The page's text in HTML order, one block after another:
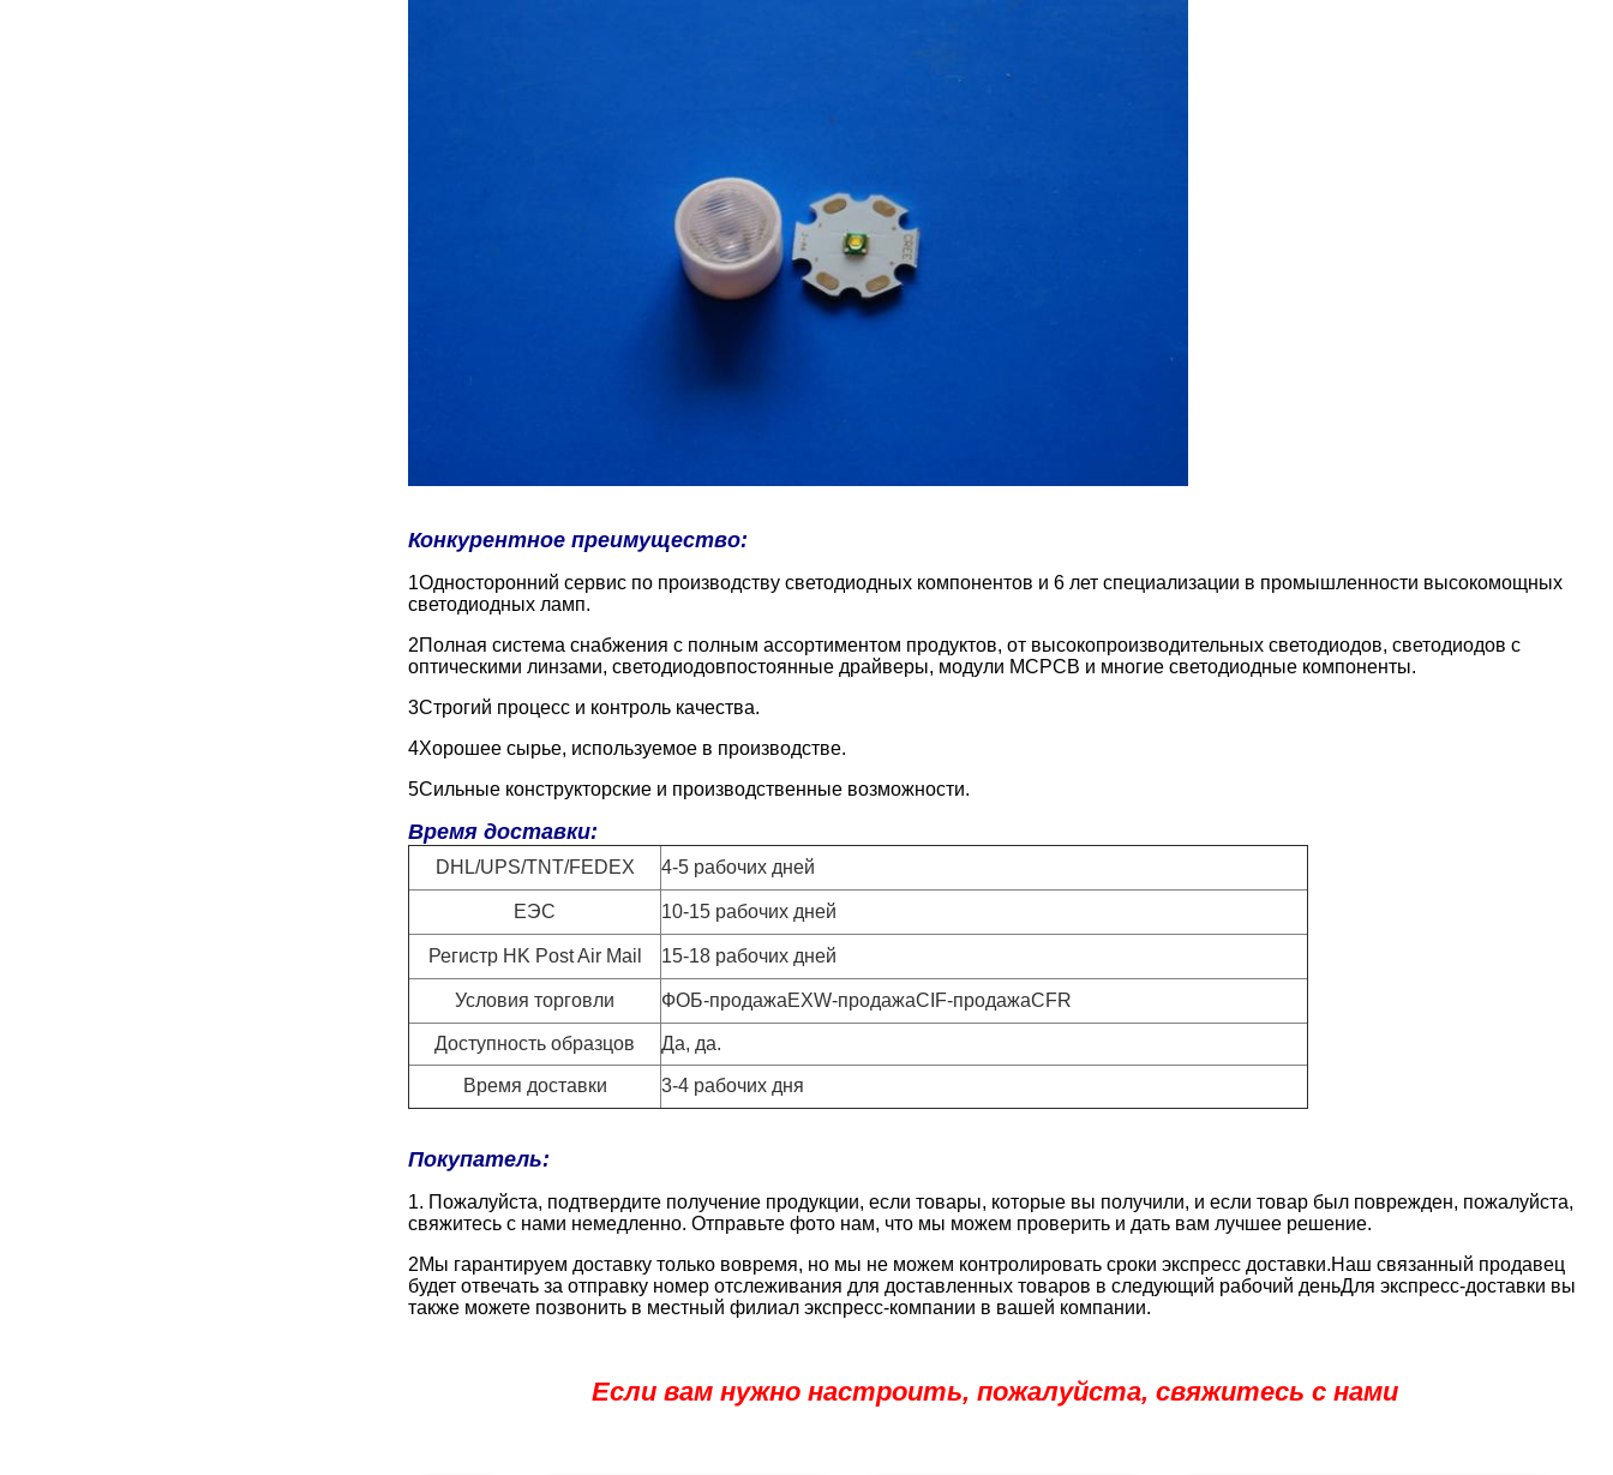
Конкурентное преимущество:
1Односторонний сервис по производству светодиодных компонентов и 6 лет специализации в промышленности высокомощных
светодиодных ламп.
2Полная система снабжения с полным ассортиментом продуктов, от высокопроизводительных светодиодов, светодиодов с
оптическими линзами, светодиодовпостоянные драйверы, модули MCPCB и многие светодиодные компоненты.
3Строгий процесс и контроль качества.
4Хорошее сырье, используемое в производстве.
5Сильные конструкторские и производственные возможности.
Время доставки:
DHL/UPS/TNT/FEDEX 4-5 рабочих дней
ЕЭС 10-15 рабочих дней
Регистр HK Post Air Mail 15-18 рабочих дней
Условия торговли ФОБ-продажаEXW-продажаCIF-продажаCFR
Доступность образцов Да, да.
Время доставки 3-4 рабочих дня
Покупатель:
1. Пожалуйста, подтвердите получение продукции, если товары, которые вы получили, и если товар был поврежден, пожалуйста,
свяжитесь с нами немедленно. Отправьте фото нам, что мы можем проверить и дать вам лучшее решение.
2Мы гарантируем доставку только вовремя, но мы не можем контролировать сроки экспресс доставки.Наш связанный продавец
будет отвечать за отправку номер отслеживания для доставленных товаров в следующий рабочий деньДля экспресс-доставки вы
также можете позвонить в местный филиал экспресс-компании в вашей компании.
Если вам нужно настроить, пожалуйста, свяжитесь с нами